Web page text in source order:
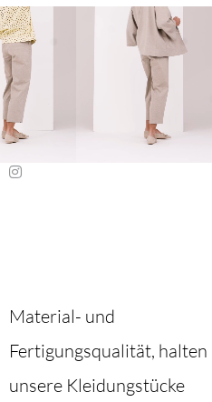
Material- und
Fertigungsqualität, halten
unsere Kleidungstücke